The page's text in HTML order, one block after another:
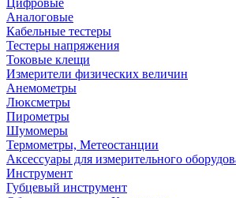
Цифровые
Аналоговые
Кабельные тестеры
Тестеры напряжения
Токовые клещи
Измерители физических величин
Анемометры
Люксметры
Пирометры
Шумомеры
Термометры, Метеостанции
Аксессуары для измерительного
Инструмент
Губцевый инструмент